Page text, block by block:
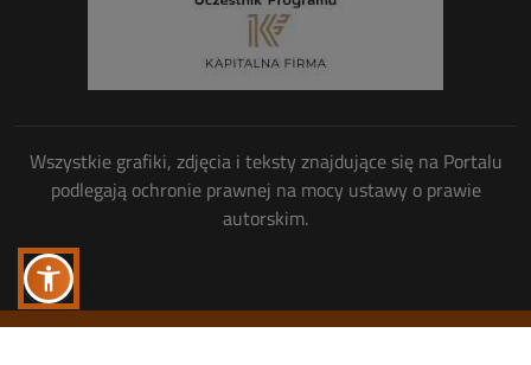
Wszystkie grafiki, zdjęcia i teksty znajdujące się na Portalu
podlegają ochronie prawnej na mocy ustawy o prawie
autorskim.